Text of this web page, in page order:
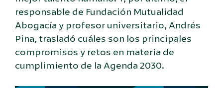
responsable de Fundación Mutualidad
Abogacía y profesor universitario, Andrés
Pina, trasladó cuáles son los principales
compromisos y retos en materia de
cumplimiento de la Agenda 2030.